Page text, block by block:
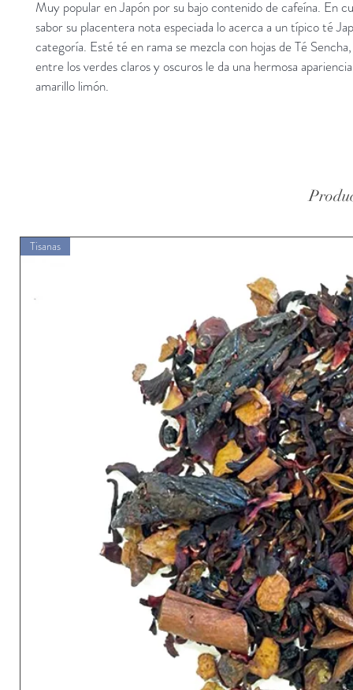
Muy popular en Japón por su bajo contenido de cafeína. En
sabor su placentera nota especiada lo acerca a un típico té
categoría. Esté té en rama se mezcla con hojas de Té
entre los verdes claros y oscuros le da una hermosa
amarillo limón.
Tisanas